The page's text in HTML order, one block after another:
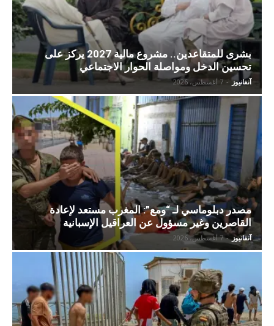
بشرى للمتقاعدين.. مشروع مالية 2027 يركز على
تحسين الدخل ومواصلة الحوار الاجتماعي
آنفانيوز - 7 أغسطس، 2026
مصدر دبلوماسي لـ “ومع”: المغرب مستعد لإعادة
القاصرين وغير مسؤول عن العراقيل الإسبانية
آنفانيوز - 7 أغسطس، 2026